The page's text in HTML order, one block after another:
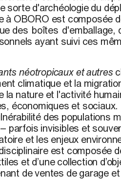
sorte d'archéologie du
à OBORO est composée
des boîtes d'emballage,
ayant suivi ces
néotropicaux et autres
climatique et la
la nature et l'activité
économiques et
des populations
parfois invisibles et
et les enjeux
est composée
et d’une collection
de ventes de garage